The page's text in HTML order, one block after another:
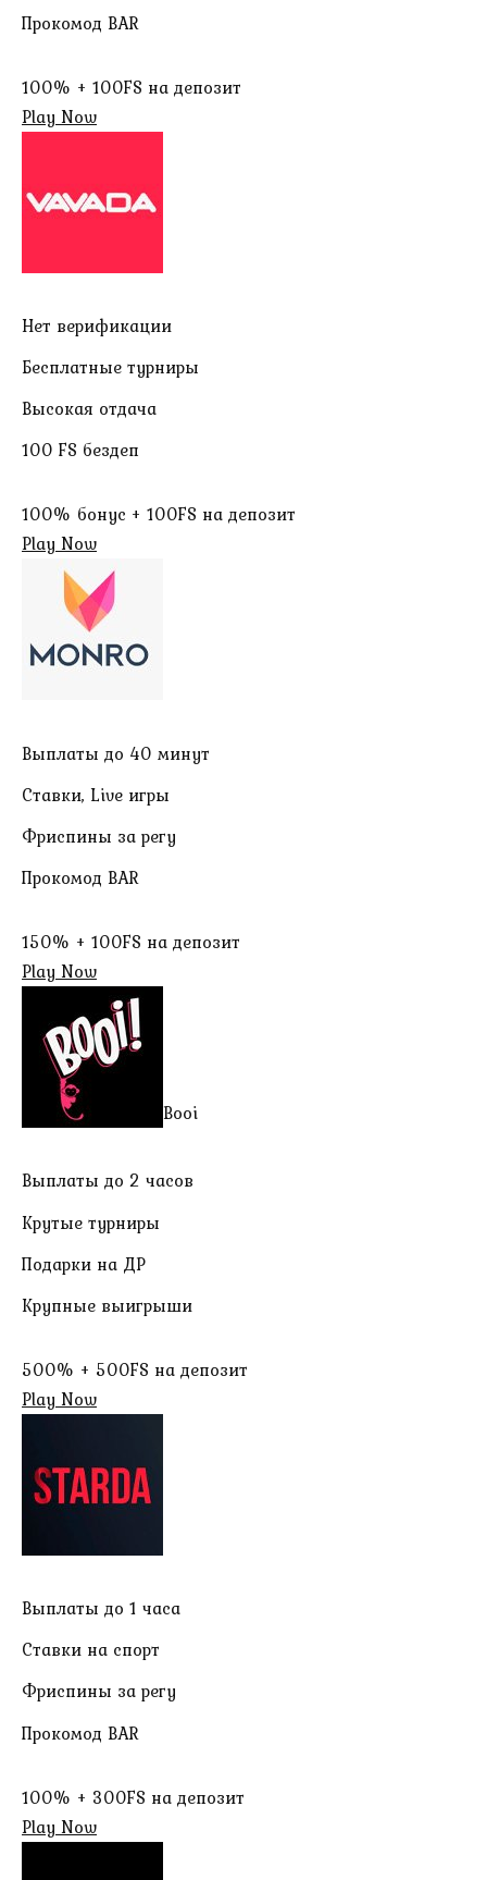
Прокомод BAR
100% + 100FS на депозит
Play Now
Нет верификации
Бесплатные турниры
Высокая отдача
100 FS бездеп
100% бонус + 100FS на депозит
Play Now
Выплаты до 40 минут
Ставки, Live игры
Фриспины за регу
Прокомод BAR
150% + 100FS на депозит
Play Now
Booi
Выплаты до 2 часов
Крутые турниры
Подарки на ДР
Крупные выигрыши
500% + 500FS на депозит
Play Now
Выплаты до 1 часа
Ставки на спорт
Фриспины за регу
Прокомод BAR
100% + 300FS на депозит
Play Now